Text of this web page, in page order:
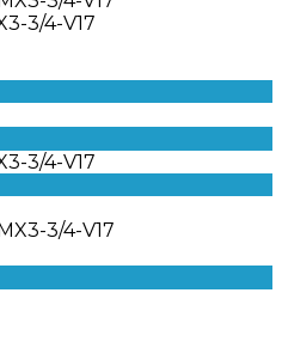
3/4-V17
3/4-V17